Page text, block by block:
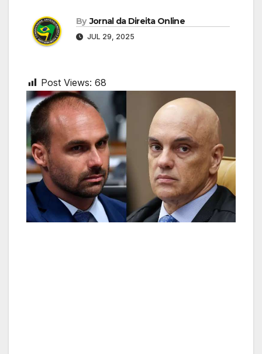
By Jornal da Direita Online
JUL 29, 2025
Post Views: 68